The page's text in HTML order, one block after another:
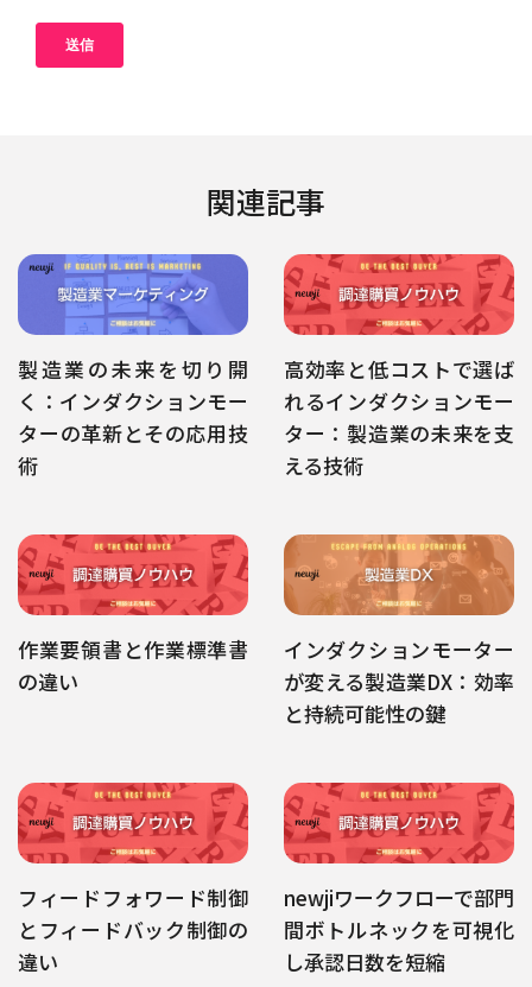
関連記事
製造業の未来を切り開
く：インダクションモー
ターの革新とその応用技
術
高効率と低コストで選ば
れるインダクションモー
ター：製造業の未来を支
える技術
作業要領書と作業標準書
の違い
インダクションモーター
が変える製造業DX：効率
と持続可能性の鍵
フィードフォワード制御
とフィードバック制御の
違い
newjiワークフローで部門
間ボトルネックを可視化
し承認日数を短縮